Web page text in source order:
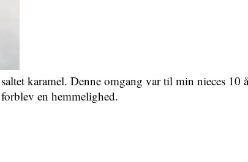
karamel. Denne omgang var til min nieces 10
en hemmelighed.